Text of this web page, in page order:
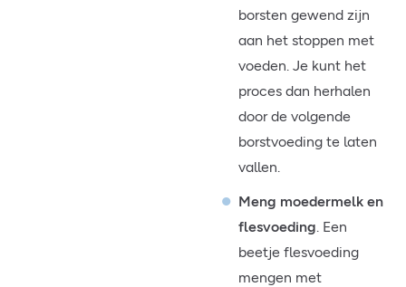
borsten gewend zijn
aan het stoppen met
voeden. Je kunt het
proces dan herhalen
door de volgende
borstvoeding te laten
vallen.
Meng moedermelk en
flesvoeding . Een
beetje flesvoeding
mengen met